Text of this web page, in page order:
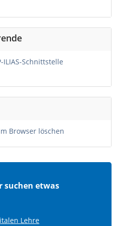
Schnittstelle
Browser löschen
suchen etwas
Lehre